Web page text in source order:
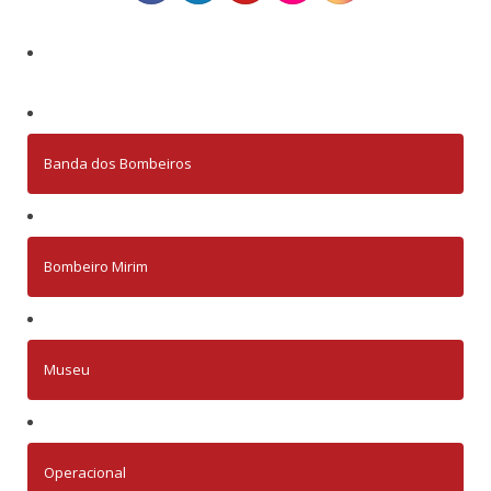
Banda dos Bombeiros
Bombeiro Mirim
Museu
Operacional